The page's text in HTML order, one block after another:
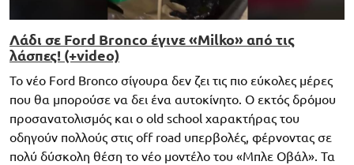
Λάδι σε Ford Bronco έγινε «Milko» από τις
λάσπες! (+video)
Το νέο Ford Bronco σίγουρα δεν ζει τις πιο εύκολες μέρες
που θα μπορούσε να δει ένα αυτοκίνητο. Ο εκτός δρόμου
προσανατολισμός και ο old school χαρακτήρας του
οδηγούν πολλούς στις off road υπερβολές, φέρνοντας σε
πολύ δύσκολη θέση το νέο μοντέλο του «Μπλε Οβάλ». Τα